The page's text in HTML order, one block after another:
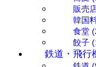
販売
韓国
食堂
餃子
鉄道・飛行